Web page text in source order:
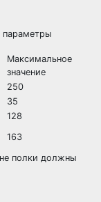
параметры
Максимальное
значение
250
35
128
163
полки должны